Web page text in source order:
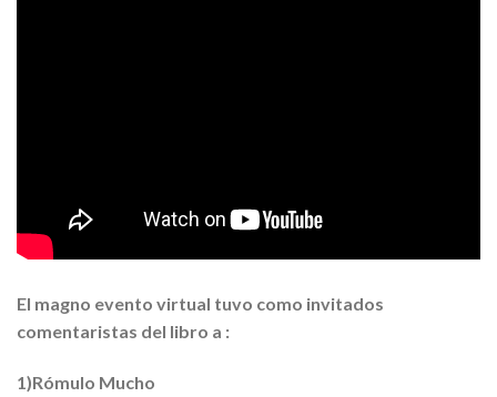
El magno evento virtual tuvo como invitados
comentaristas del libro a :
1)Rómulo Mucho